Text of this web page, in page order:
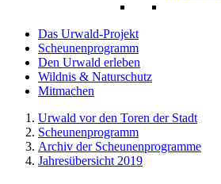
Das Urwald-Projekt
Scheunenprogramm
Den Urwald erleben
Wildnis & Naturschutz
Mitmachen
Urwald vor den Toren der Stadt
Scheunenprogramm
Archiv der Scheunenprogramme
Jahresübersicht 2019